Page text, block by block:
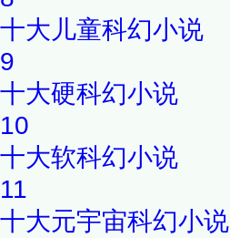
十大儿童科幻小说
9
十大硬科幻小说
10
十大软科幻小说
11
十大元宇宙科幻小说